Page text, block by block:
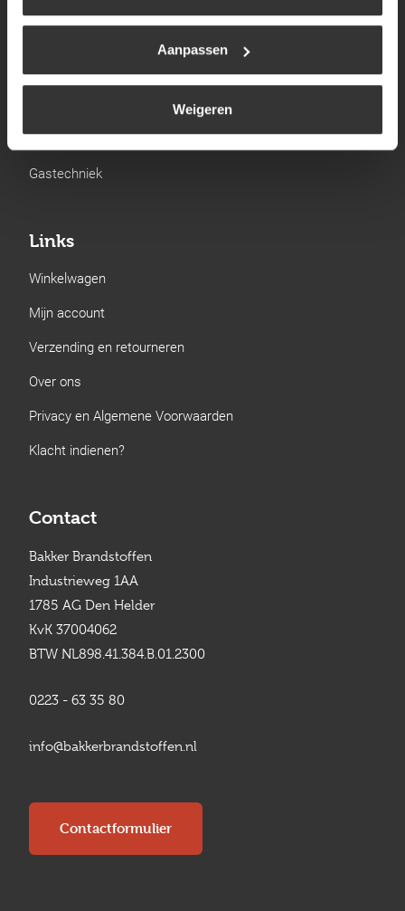
Aanpassen
Weigeren
Verwarming
Gastechniek
Links
Winkelwagen
Mijn account
Verzending en retourneren
Over ons
Privacy en Algemene Voorwaarden
Klacht indienen?
Contact
Bakker Brandstoffen
Industrieweg 1AA
1785 AG Den Helder
KvK 37004062
BTW NL898.41.384.B.01.2300
0223 - 63 35 80
info@bakkerbrandstoffen.nl
Contactformulier